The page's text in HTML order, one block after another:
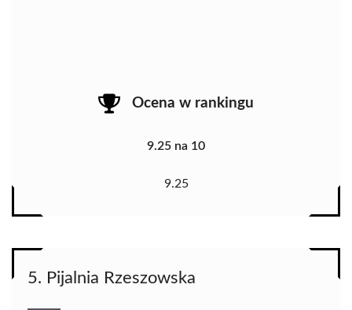
Ocena w rankingu
9.25 na 10
9.25
5. Pijalnia Rzeszowska